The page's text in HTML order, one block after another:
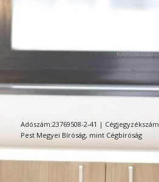
KAPCSOLAT
Adószám:23769508-2-41 |
Pest Megyei Bíróság, mint Cégbíróság